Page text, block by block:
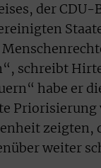
der
schreibt
habe er
zeigten,
weiter